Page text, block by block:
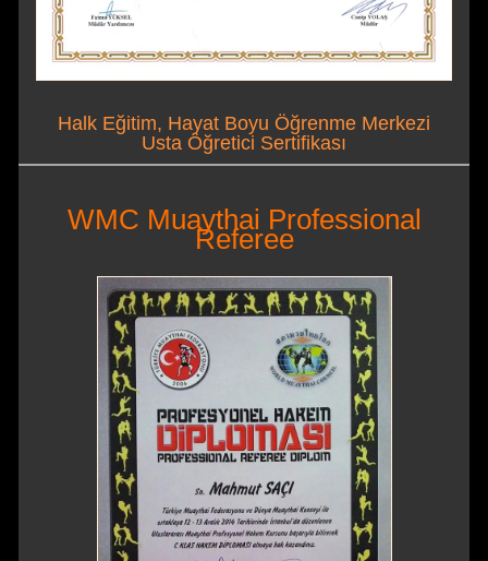
Halk Eğitim, Hayat Boyu Öğrenme Merkezi
Usta Öğretici Sertifikası
WMC Muaythai Professional
Referee